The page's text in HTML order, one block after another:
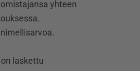
yhteen
laskettu